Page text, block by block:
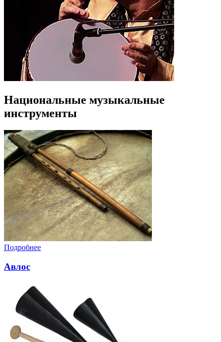
Национальные музыкальные
инструменты
Подробнее
Авлос